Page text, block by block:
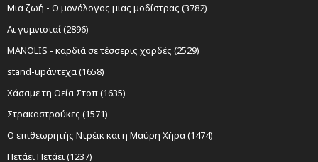
Μια ζωή - Ο μονόλογος μιας μοδίστρας (3782)
Αι γυμνισταί (2896)
MANOLIS - καρδιά σε τέσσερις χορδές (2529)
stand-upάντεχα (1658)
Χάσαμε τη Θεία Στοπ (1635)
Στρακαστρούκες (1571)
Ο επιθεωρητής Ντρέικ και η Μαύρη Χήρα (1474)
Πετάει Πετάει (1237)